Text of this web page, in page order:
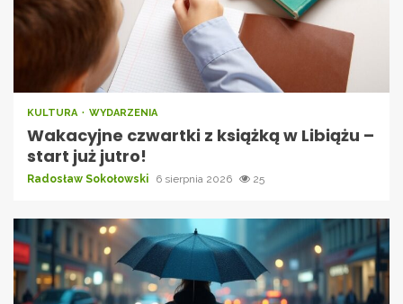
KULTURA WYDARZENIA
Wakacyjne czwartki z książką w Libiążu –
start już jutro!
Radosław Sokołowski 6 sierpnia 2026 25